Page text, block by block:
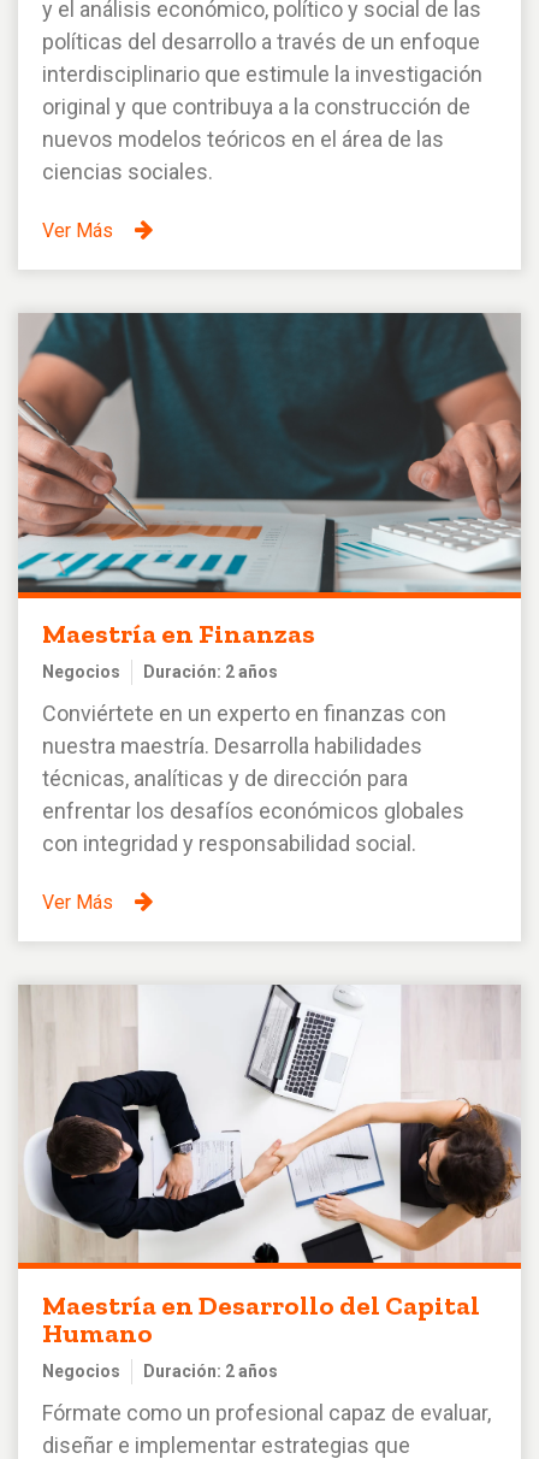
y el análisis económico, político y social de las
políticas del desarrollo a través de un enfoque
interdisciplinario que estimule la investigación
original y que contribuya a la construcción de
nuevos modelos teóricos en el área de las
ciencias sociales.
Ver Más
Maestría en Finanzas
Negocios Duración: 2 años
Conviértete en un experto en finanzas con
nuestra maestría. Desarrolla habilidades
técnicas, analíticas y de dirección para
enfrentar los desafíos económicos globales
con integridad y responsabilidad social.
Ver Más
Maestría en Desarrollo del Capital
Humano
Negocios Duración: 2 años
Fórmate como un profesional capaz de evaluar,
diseñar e implementar estrategias que